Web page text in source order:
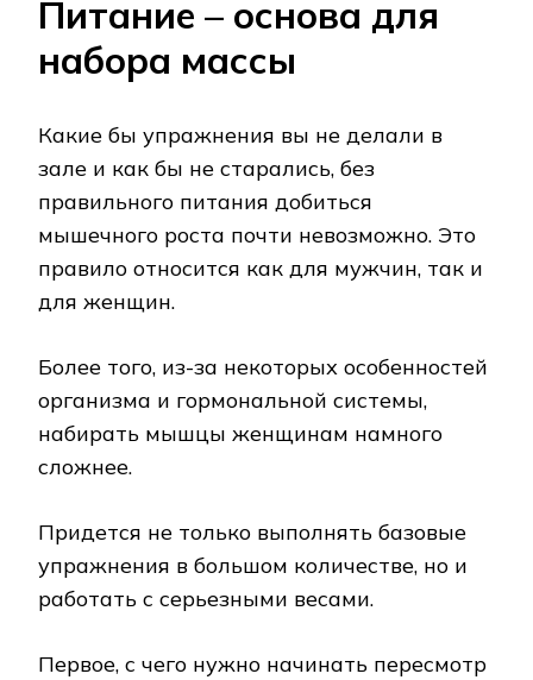
Питание – основа для
набора массы
Какие бы упражнения вы не делали в
зале и как бы не старались, без
правильного питания добиться
мышечного роста почти невозможно. Это
правило относится как для мужчин, так и
для женщин.
Более того, из-за некоторых особенностей
организма и гормональной системы,
набирать мышцы женщинам намного
сложнее.
Придется не только выполнять базовые
упражнения в большом количестве, но и
работать с серьезными весами.
Первое, с чего нужно начинать пересмотр